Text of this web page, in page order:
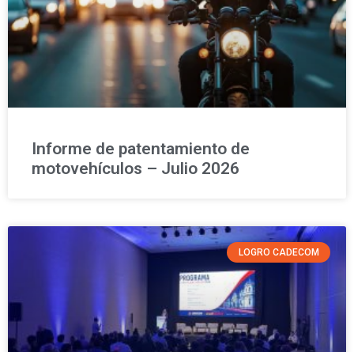
Informe de patentamiento de
motovehículos – Julio 2026
LOGRO CADECOM